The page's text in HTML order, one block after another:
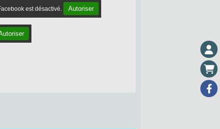
est désactivé. Autoriser